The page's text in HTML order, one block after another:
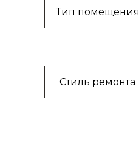
Тип помещения
Стиль ремонта